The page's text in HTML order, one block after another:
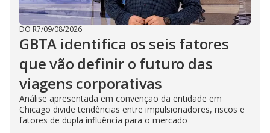
DO R7/09/08/2026
GBTA identifica os seis fatores
que vão definir o futuro das
viagens corporativas
Análise apresentada em convenção da entidade em
Chicago divide tendências entre impulsionadores, riscos e
fatores de dupla influência para o mercado